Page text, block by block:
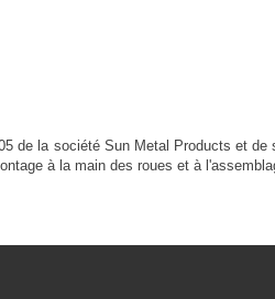
de la société Sun Metal Products et
à la main des roues et à